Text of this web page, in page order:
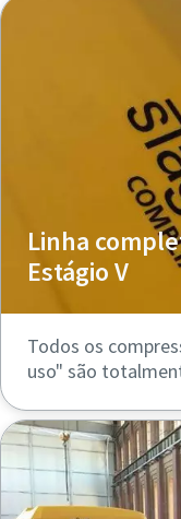
Linha
Estágio V
Todos os
uso" são